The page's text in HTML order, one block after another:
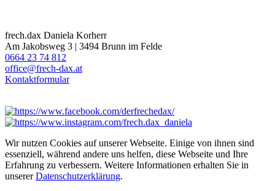
frech.dax Daniela Korherr
Am Jakobsweg 3 | 3494 Brunn im Felde
0664 23 74 812
office@frech-dax.at
Kontaktformular
Wir nutzen Cookies auf unserer Webseite. Einige von ihnen sind
essenziell, während andere uns helfen, diese Webseite und Ihre
Erfahrung zu verbessern. Weitere Informationen erhalten Sie in
unsererDatenschutzerklärung.